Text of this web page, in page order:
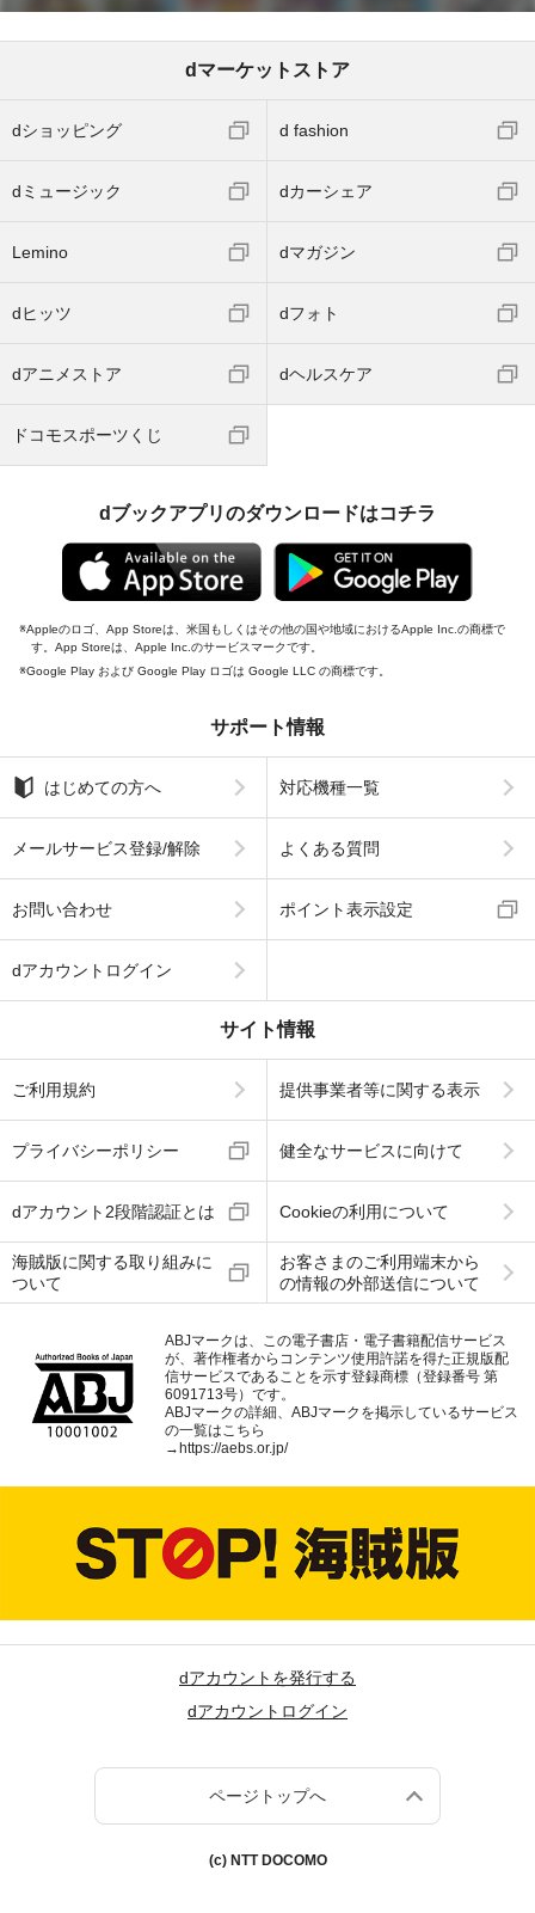
dマーケットストア
dショッピング d fashion
dミュージック dカーシェア
Lemino dマガジン
dヒッツ dフォト
dアニメストア dヘルスケア
ドコモスポーツくじ
dブックアプリのダウンロードはコチラ
Appleのロゴ、App Storeは、米国もしくはその他の国や地域におけるApple Inc.の商標で
す。App Storeは、Apple Inc.のサービスマークです。
Google Play および Google Play ロゴは Google LLC の商標です。
サポート情報
はじめての方へ 対応機種一覧
メールサービス登録/解除 よくある質問
お問い合わせ ポイント表示設定
dアカウントログイン
サイト情報
ご利用規約 提供事業者等に関する表示
プライバシーポリシー 健全なサービスに向けて
dアカウント2段階認証とは Cookieの利用について
海賊版に関する取り組みに
ついて
お客さまのご利用端末から
の情報の外部送信について
ABJマークは、この電子書店・電子書籍配信サービス
が、著作権者からコンテンツ使用許諾を得た正規版配
信サービスであることを示す登録商標（登録番号 第
6091713号）です。
ABJマークの詳細、ABJマークを掲示しているサービス
の一覧はこちら
→ https://aebs.or.jp/
dアカウントを発行する
dアカウントログイン
ページトップへ
(c) NTT DOCOMO